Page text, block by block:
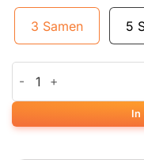
3 Samen 5
In